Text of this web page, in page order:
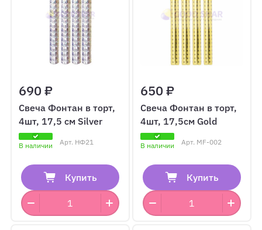
690 ₽
Свеча Фонтан в торт,
4шт, 17,5 см Silver
В наличии Арт. НФ21
Купить
650 ₽
Свеча Фонтан в торт,
4шт, 17,5см Gold
В наличии Арт. MF-002
Купить